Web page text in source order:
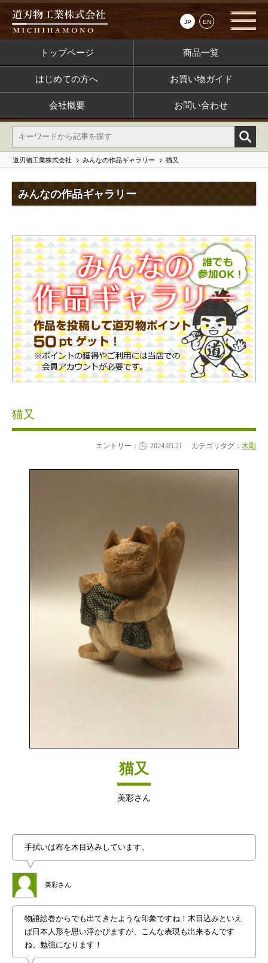
JP EN
トップページ 商品一覧
はじめての方へ お買い物ガイド
会社概要 お問い合わせ
道刃物工業株式会社 みんなの作品ギャラリー 猫又
みんなの作品ギャラリー
猫又
エントリー： 2024.05.21 カテゴリタグ： 木彫
猫又
美彩さん
美彩さん
手拭いは布を木目込みしています。
物語絵巻からでも出てきたような印象ですね！木目込みといえ
ば日本人形を思い浮かびますが、こんな表現も出来るんです
ね。勉強になります！